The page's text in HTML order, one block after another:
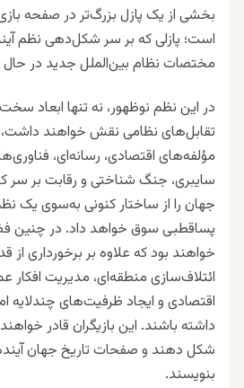
بخشی از یک پازل بزرگ‌تر در صفحه
است؛ پازلی که بر سر شکل‌دهی نظم
مختصات نظام بین‌الملل جدید در
در این نظم نوظهور، نه تنها ابعاد
تقابل‌های نظامی نقش خواهند داشت،
مؤلفه‌های اقتصادی، رسانه‌ای،
سایبری، جنگ شناختی و رقابت بر سر
جهان را از ساختار کنونی به‌سوی یک
پساقطبی سوق خواهد داد. در چنین
خواهند بود که علاوه بر برخورداری
ائتلاف‌سازی منطقه‌ای، مدیریت افکار
اقتصادی و ایجاد ظرفیت‌های چندلایه
داشته باشند. این بازیگران قادر
شکل دهند و صفحات تاریخ جهان
بنویسند.